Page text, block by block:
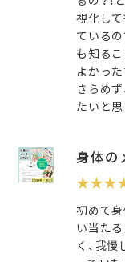
視化し
ている
も知る
よかっ
きらめ
たいと思
身体の
初めて
い当た
く、我